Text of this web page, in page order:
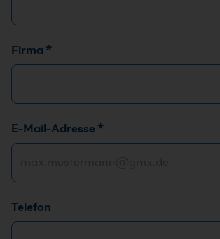
Firma *
E-Mail-Adresse *
Telefon